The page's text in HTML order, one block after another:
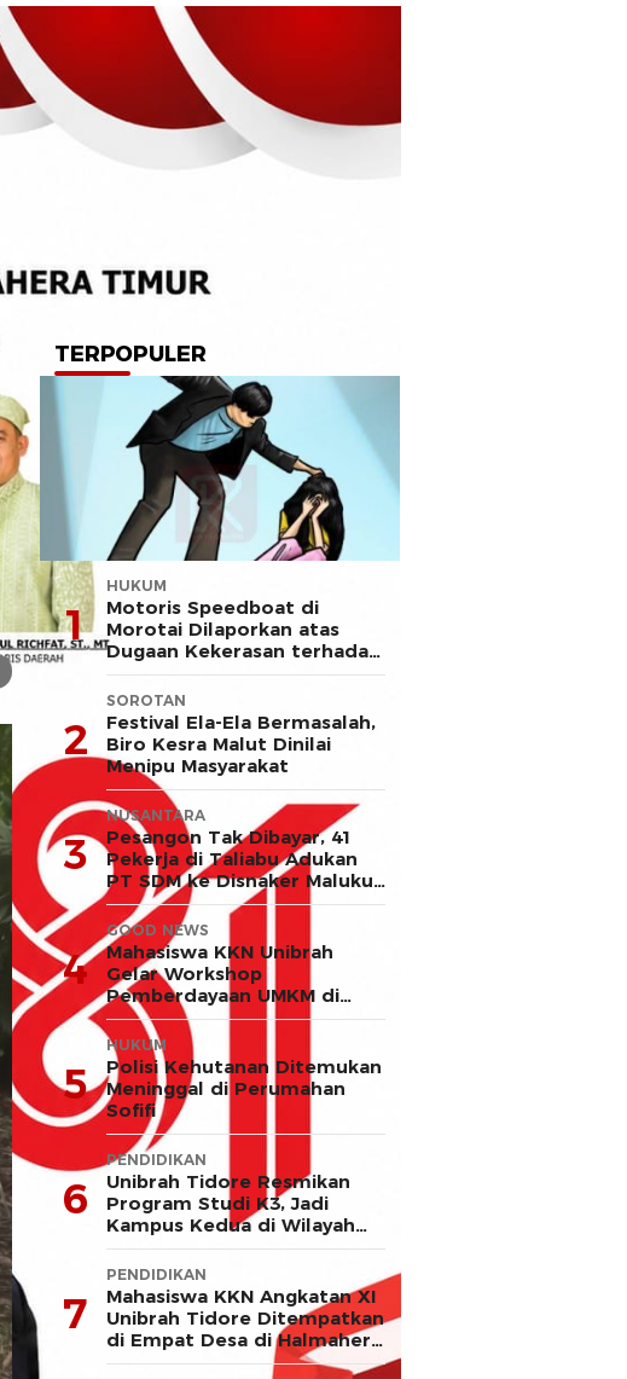
TERPOPULER
1
HUKUM
Motoris Speedboat di
Morotai Dilaporkan atas
Dugaan Kekerasan terhadap
Anak
2
SOROTAN
Festival Ela-Ela Bermasalah,
Biro Kesra Malut Dinilai
Menipu Masyarakat
3
NUSANTARA
Pesangon Tak Dibayar, 41
Pekerja di Taliabu Adukan
PT SDM ke Disnaker Maluku
Utara
4
GOOD NEWS
Mahasiswa KKN Unibrah
Gelar Workshop
Pemberdayaan UMKM di
Desa Ekor
5
HUKUM
Polisi Kehutanan Ditemukan
Meninggal di Perumahan
Sofifi
6
PENDIDIKAN
Unibrah Tidore Resmikan
Program Studi K3, Jadi
Kampus Kedua di Wilayah
LLDIKTI XII
7
PENDIDIKAN
Mahasiswa KKN Angkatan XI
Unibrah Tidore Ditempatkan
di Empat Desa di Halmahera
Timur